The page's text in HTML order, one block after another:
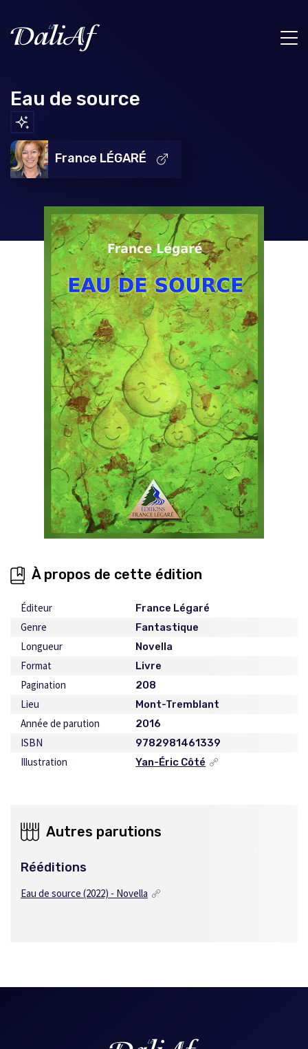
Eau de source
France LÉGARÉ
À propos de cette édition
Éditeur France Légaré
Genre Fantastique
Longueur Novella
Format Livre
Pagination 208
Lieu Mont-Tremblant
Année de parution 2016
ISBN 9782981461339
Illustration Yan-Éric Côté
Ce
nouvelle
Autres parutions
Rééditions
Eau de source (2022) - Novella